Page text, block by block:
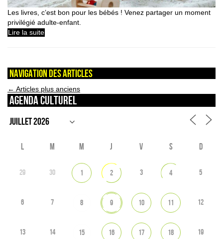
Les livres, c’est bon pour les bébés ! Venez partager un moment
privilégié adulte-enfant.
Lire la suite
Navigation des articles
← Articles plus anciens
Agenda culturel
L M M J V S D
29 30 1 2 3 4 5
6 7 8 9 10 11 12
13 14 15 16 17 18 19